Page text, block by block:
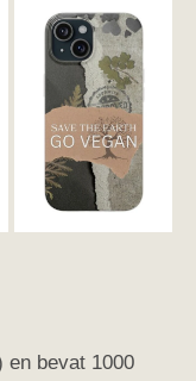
en bevat 1000